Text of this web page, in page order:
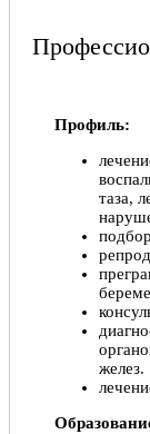
Профиль:
таза,
желез.